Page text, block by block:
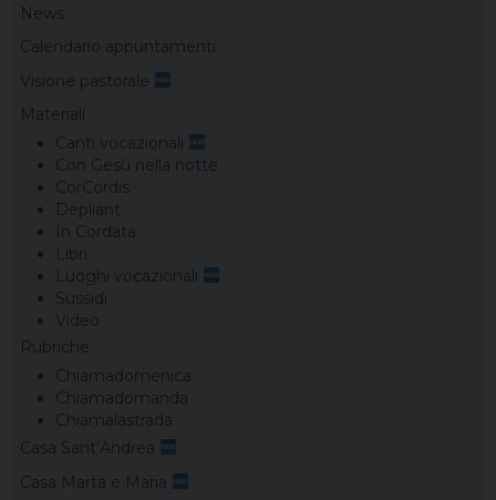
News
Calendario appuntamenti
Visione pastorale
Materiali
Canti vocazionali
Con Gesù nella notte
CorCordis
Depliant
In Cordata
Libri
Luoghi vocazionali
Sussidi
Video
Rubriche
Chiamadomenica
Chiamadomanda
Chiamalastrada
Casa Sant’Andrea
Casa Marta e Maria